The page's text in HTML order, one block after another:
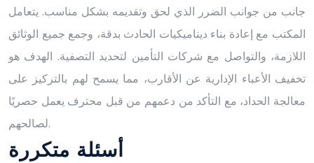
جانب من جوانب الضرر الذي لحق وتقديمه بشكل مناسب. يتعامل
المكتب مع إعادة بناء ديناميكيات الحادث بدقة، وجمع جميع الوثائق
اللازمة، والتواصل مع شركات التأمين لتحديد التصفية. الهدف هو
تخفيف الأعباء الإدارية عن الأقارب، مما يسمح لهم بالتركيز على
معالجة الحداد، مع التأكد من دعمهم من قبل محترف يعمل حصريًا
لصالحهم.
أسئلة متكررة